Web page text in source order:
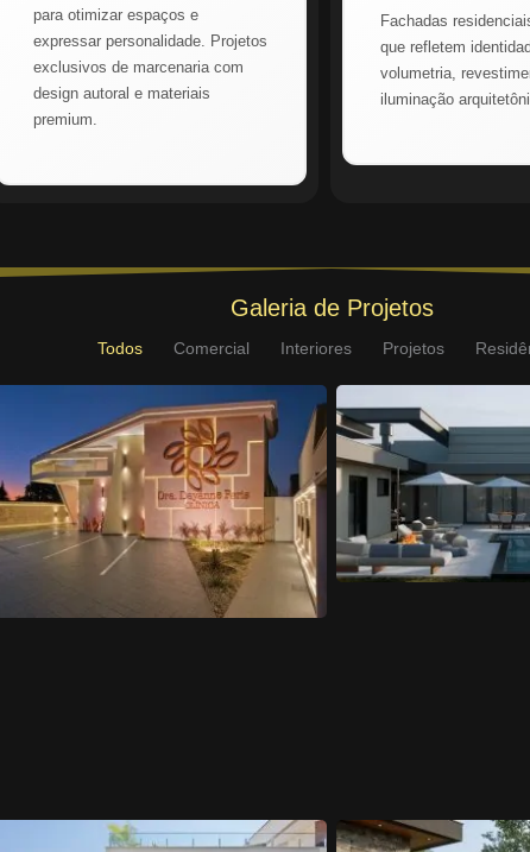
para otimizar espaços e
expressar personalidade. Projetos
exclusivos de marcenaria com
design autoral e materiais
premium.
Fachadas
que refletem
volumetria,
iluminação
Galeria de Projetos
Todos Comercial Interiores Projetos